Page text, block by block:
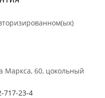
Маркса, 60, цокольный
717-23-4